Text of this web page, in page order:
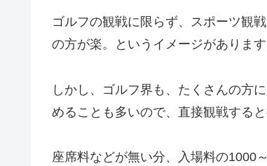
ゴルフの観戦に限らず、スポーツ観
の方が楽。というイメージがあります
しかし、ゴルフ界も、たくさんの方
めることも多いので、直接観戦する
座席料などが無い分、入場料の1000